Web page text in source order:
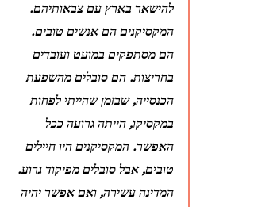
להישאר בארץ עם צבאותיהם.
המקסיקנים הם אנשים טובים.
הם מסתפקים במועט ועובדים
בחריצות. הם סובלים מהשפעת
הכנסייה, שבזמן שהייתי לפחות
במקסיקו, הייתה גרועה ככל
האפשר. המקסיקנים היו חיילים
טובים, אבל סובלים מפיקוד גרוע.
המדינה עשירה, ואם אפשר יהיה